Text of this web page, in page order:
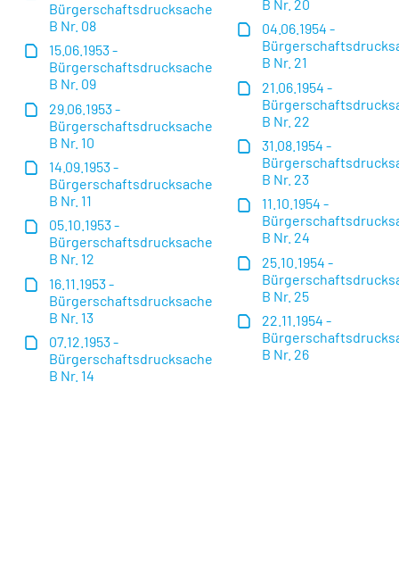
Bürgerschaftsdrucksache
B Nr. 08
15.06.1953 -
Bürgerschaftsdrucksache
B Nr. 09
29.06.1953 -
Bürgerschaftsdrucksache
B Nr. 10
14.09.1953 -
Bürgerschaftsdrucksache
B Nr. 11
05.10.1953 -
Bürgerschaftsdrucksache
B Nr. 12
16.11.1953 -
Bürgerschaftsdrucksache
B Nr. 13
07.12.1953 -
Bürgerschaftsdrucksache
B Nr. 14
B Nr. 20
04.06.1954 -
B Nr. 21
21.06.1954 -
B Nr. 22
31.08.1954 -
B Nr. 23
11.10.1954 -
B Nr. 24
25.10.1954 -
B Nr. 25
22.11.1954 -
B Nr. 26